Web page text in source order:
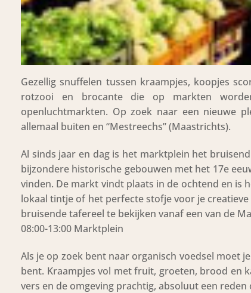
Gezellig snuffelen tussen kraampjes, koopjes
rotzooi en brocante die op markten
openluchtmarkten. Op zoek naar een nieuwe
allemaal buiten en “Mestreechs” (Maastrichts).
Al sinds jaar en dag is het marktplein het
bijzondere historische gebouwen met het 17e
vinden. De markt vindt plaats in de ochtend en is
lokaal tintje of het perfecte stofje voor je
bruisende tafereel te bekijken vanaf een van de
08:00-13:00 Marktplein
Als je op zoek bent naar organisch voedsel moet
bent. Kraampjes vol met fruit, groeten, brood en
vers en de omgeving prachtig, absoluut een